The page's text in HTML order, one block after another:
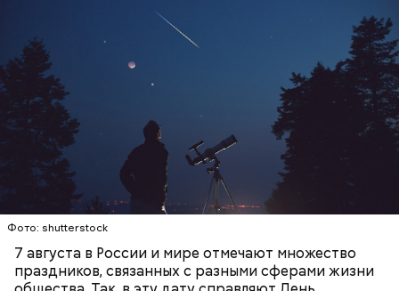
Фото: shutterstock
7 августа в России и мире отмечают множество
праздников, связанных с разными сферами жизни
День собирания звезд учрежден в честь
метеорного потока Персеиды, который ежегодно
можно наблюдать в августе. Все любители
смотреть на звездопад 7 августа выезжают за
город — в местность, где нет светового
загрязнения и где можно невооруженным глазом
наблюдать за падающими звездами.
ЕДА ПРАЗДНИКИ
СЛАДОСТИ